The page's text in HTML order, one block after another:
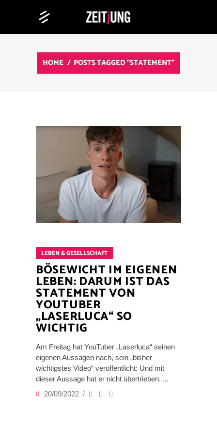
HOME / POSTS TAGGED "STATEMENT"
LEBEN & GESELLSCHAFT
BÖSEWICHT IM EIGENEN
LEBEN: DARUM IST DAS
STATEMENT VON
YOUTUBER
„LASERLUCA“ SO
WICHTIG
Am Freitag hat YouTuber „Laserluca“ seinen
eigenen Aussagen nach, sein „bisher
wichtigstes Video“ veröffentlicht: Und mit
dieser Aussage hat er nicht übertrieben.
20/09/2022